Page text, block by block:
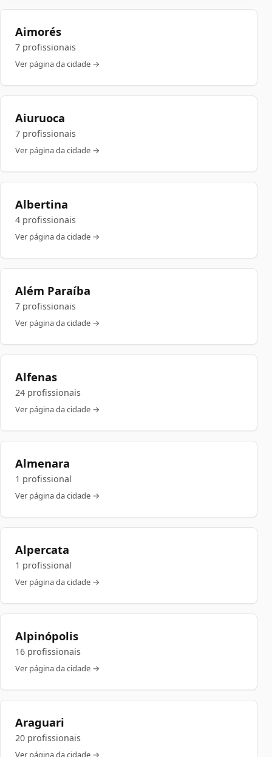
Aimorés
7 profissionais
Ver página da cidade →
Aiuruoca
7 profissionais
Ver página da cidade →
Albertina
4 profissionais
Ver página da cidade →
Além Paraíba
7 profissionais
Ver página da cidade →
Alfenas
24 profissionais
Ver página da cidade →
Almenara
1 profissional
Ver página da cidade →
Alpercata
1 profissional
Ver página da cidade →
Alpinópolis
16 profissionais
Ver página da cidade →
Araguari
20 profissionais
Ver página da cidade →